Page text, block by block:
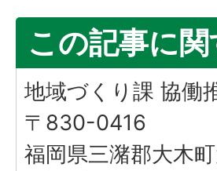
この記事に
地域づくり課 協働
〒830-0416
福岡県三潴郡大木